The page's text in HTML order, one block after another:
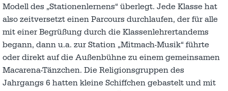
Modell des „Stationenlernens“ überlegt. Jede Klasse hat
also zeitversetzt einen Parcours durchlaufen, der für alle
mit einer Begrüßung durch die Klassenlehrertandems
begann, dann u.a. zur Station „Mitmach-Musik“ führte
oder direkt auf die Außenbühne zu einem gemeinsamen
Macarena-Tänzchen. Die Religionsgruppen des
Jahrgangs 6 hatten kleine Schiffchen gebastelt und mit